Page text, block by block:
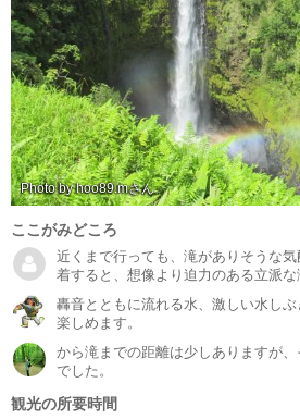
Photo by hoo89.m
ここがみどころ
近くまで行っても、滝がありそうな
着すると、想像より迫力のある立派な
轟音とともに流れる水、激しい水し
楽しめます。
から滝までの距離は少しありますが
でした。
観光の所要時間